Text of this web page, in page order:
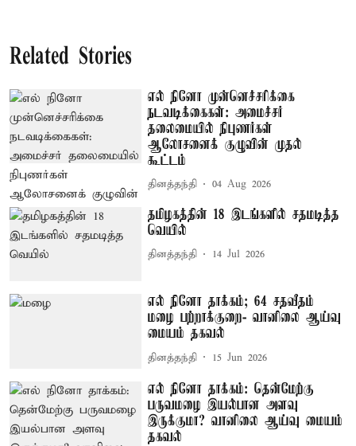
Related Stories
எல் நினோ முன்னெச்சரிக்கை
நடவடிக்கைகள்: அமைச்சர்
தலைமையில் நிபுணர்கள்
ஆலோசனைக் குழுவின் முதல்
கூட்டம்
தினத்தந்தி 04 Aug 2026
தமிழகத்தின் 18 இடங்களில் சதமடித்த
வெயில்
தினத்தந்தி 14 Jul 2026
எல் நினோ தாக்கம்; 64 சதவீதம்
மழை பற்றாக்குறை- வானிலை ஆய்வு
மையம் தகவல்
தினத்தந்தி 15 Jun 2026
எல் நினோ தாக்கம்: தென்மேற்கு
பருவமழை இயல்பான அளவு
இருக்குமா? வானிலை ஆய்வு மையம்
தகவல்